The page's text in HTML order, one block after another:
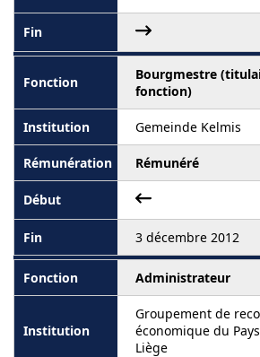
Bourgmestre
fonction)
Gemeinde Kelmis
Rémunéré
3 décembre 2012
Administrateur
Groupement de
économique du
Liège